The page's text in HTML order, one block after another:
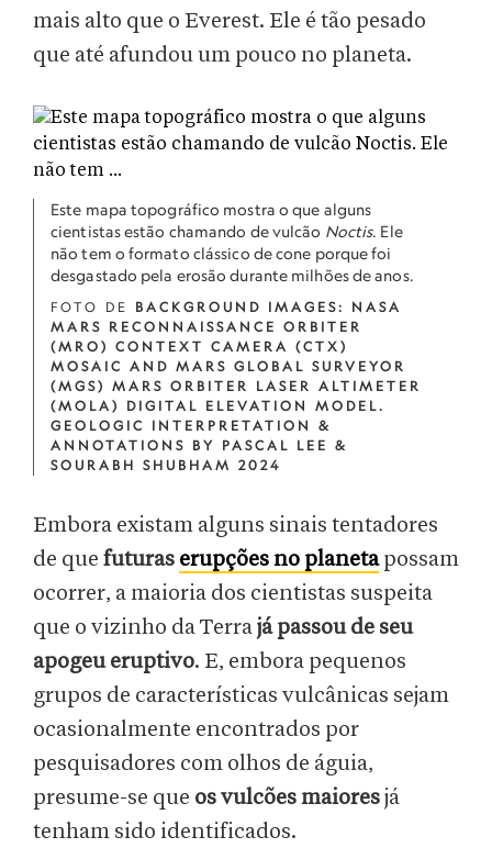
mais alto que o Everest. Ele é tão pesado
que até afundou um pouco no planeta.
Este mapa topográfico mostra o que alguns
cientistas estão chamando de vulcão Noctis. Ele
não tem o formato clássico de cone porque foi
desgastado pela erosão durante milhões de anos.
FOTO DE BACKGROUND IMAGES: NASA
MARS RECONNAISSANCE ORBITER
(MRO) CONTEXT CAMERA (CTX)
MOSAIC AND MARS GLOBAL SURVEYOR
(MGS) MARS ORBITER LASER ALTIMETER
(MOLA) DIGITAL ELEVATION MODEL.
GEOLOGIC INTERPRETATION &
ANNOTATIONS BY PASCAL LEE &
SOURABH SHUBHAM 2024
Embora existam alguns sinais tentadores
de que futuras erupções no planetapossam
ocorrer, a maioria dos cientistas suspeita
que o vizinho da Terrajá passou de seu
apogeu eruptivo. E, embora pequenos
grupos de características vulcânicas sejam
ocasionalmente encontrados por
pesquisadores com olhos de águia,
presume-se que os vulcões maioresjá
tenham sido identificados.